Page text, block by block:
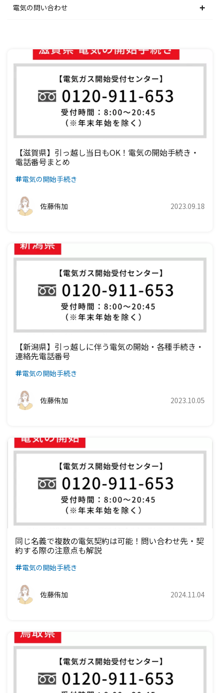
関西電力エリア
四国電力エリア
九州電力エリア
中部電力エリア
中国電力エリア
四国電力エリア
九州電力エリア
北陸電力エリア
関西電力エリア
中国電力エリア
四国電力エリア
九州電力エリア
東京電力エリア
中部電力エリア
関西電力エリア
中国電力エリア
四国電力エリア
九州電力エリア
東北電力エリア
北陸電力エリア
中部電力エリア
関西電力エリア
中国電力エリア
四国電力エリア
北海道電力エリア
東京電力エリア
北陸電力エリア
中部電力エリア
関西電力エリア
中国電力エリア
九州電力エリア
電気の問い合わせ
東北電力エリア
東京電力エリア
北陸電力エリア
中部電力エリア
関西電力エリア
四国電力エリア
【滋賀県】引っ越し当日もOK！電気の開始手続き・
電話番号まとめ
電気の開始手続き
佐藤侑加 2023.09.18
【新潟県】引っ越しに伴う電気の開始・各種手続き・
連絡先電話番号
電気の開始手続き
佐藤侑加 2023.10.05
同じ名義で複数の電気契約は可能！問い合わせ先・契
約する際の注意点も解説
電気の開始手続き
佐藤侑加 2024.11.04